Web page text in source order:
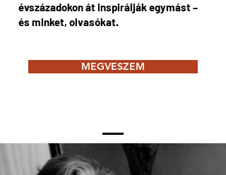
évszázadokon át inspirálják egymást –
és minket, olvasókat.
MEGVESZEM